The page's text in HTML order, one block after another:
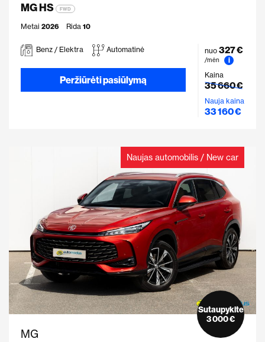
MG HS FWD
Metai 2026 Rida 10
Benz / Elektra Automatinė
Peržiūrėti pasiūlymą
nuo 327 €
/mėn
i
Kaina
35 660 €
Nauja kaina
33 160 €
Naujas automobilis / New car
MG
Sutaupykite
3 000 €